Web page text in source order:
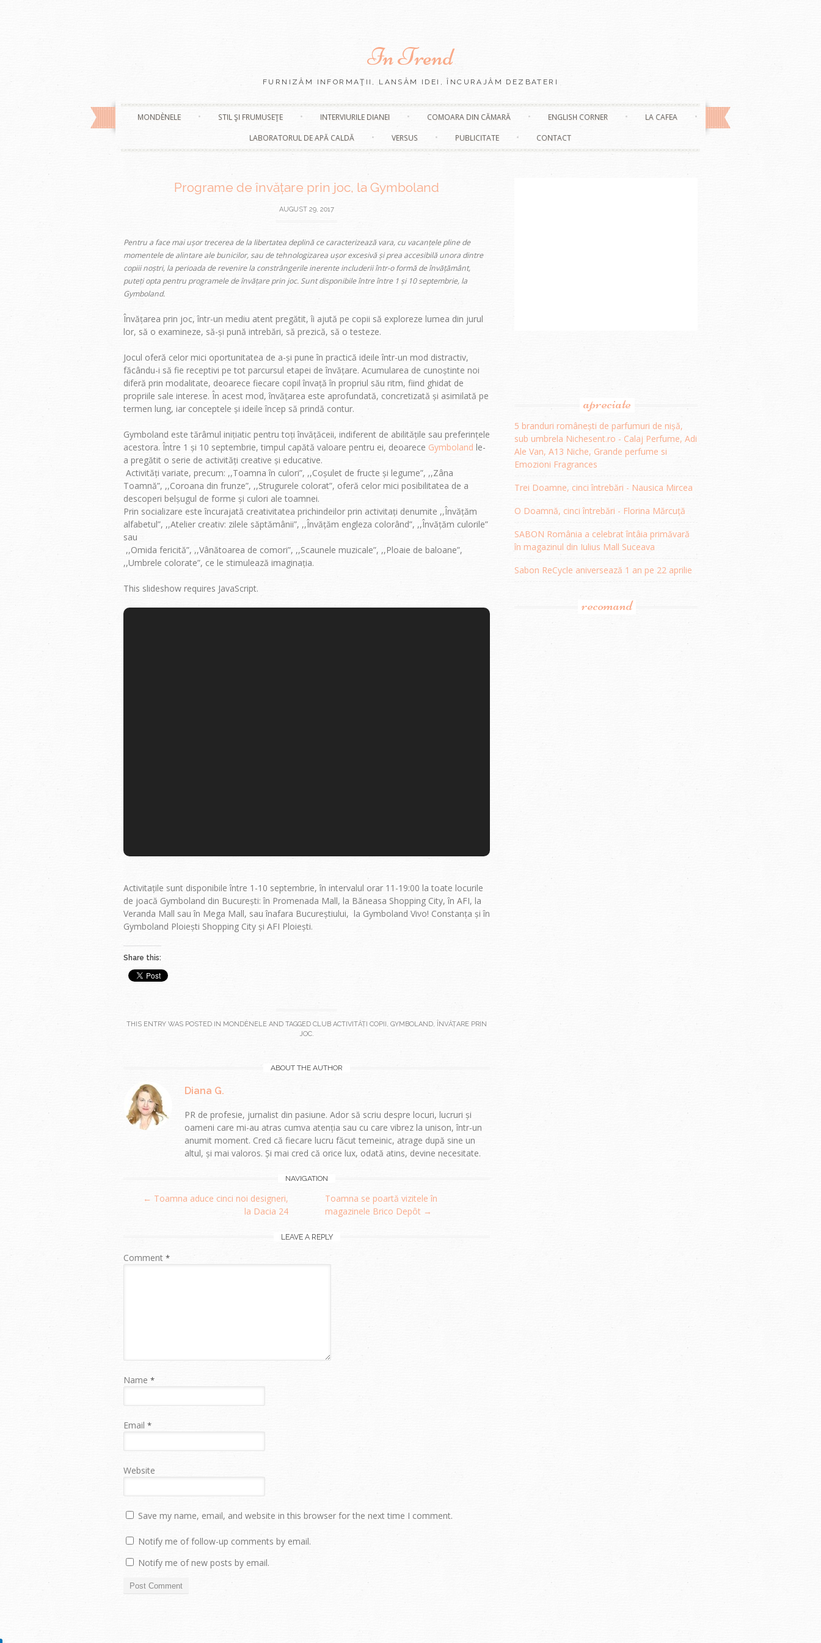
In Trend
FURNIZĂM INFORMAŢII, LANSĂM IDEI, ÎNCURAJĂM DEZBATERI
Skip
content
MONDÈNELE STIL ŞI FRUMUSEŢE INTERVIURILE DIANEI COMOARA DIN CĂMARĂ ENGLISH CORNER
LA CAFEA
LABORATORUL DE APĂ CALDĂ
VERSUS PUBLICITATE CONTACT
Programe de învățare prin joc, la Gymboland
AUGUST 29, 2017
Pentru a face mai ușor trecerea de la libertatea deplină ce caracterizează vara, cu vacanțele pline de
momentele de alintare ale bunicilor, sau de tehnologizarea ușor excesivă și prea accesibilă unora dintre
copiii noștri, la perioada de revenire la constrângerile inerente includerii într-o formă de învățământ,
puteți opta pentru programele de învățare prin joc. Sunt disponibile între între 1 și 10 septembrie, la
Gymboland.
Învățarea prin joc, într-un mediu atent pregătit, îi ajută pe copii să exploreze lumea din jurul
lor, să o examineze, să-și pună intrebări, să prezică, să o testeze.
Jocul oferă celor mici oportunitatea de a-și pune în practică ideile într-un mod distractiv,
făcându-i să fie receptivi pe tot parcursul etapei de învățare. Acumularea de cunoștinte noi
diferă prin modalitate, deoarece fiecare copil învață în propriul său ritm, fiind ghidat de
propriile sale interese. În acest mod, învățarea este aprofundată, concretizată și asimilată pe
termen lung, iar conceptele și ideile încep să prindă contur.
Gymboland este tărâmul inițiatic pentru toți învățăceii, indiferent de abilitățile sau preferințele
acestora. Între 1 și 10 septembrie, timpul capătă valoare pentru ei, deoarece Gymboland le-
a pregătit o serie de activități creative și educative.
Activități variate, precum: ,,Toamna în culori”, ,,Coșulet de fructe și legume”, ,,Zâna
Toamnă”, ,,Coroana din frunze”, ,,Strugurele colorat”, oferă celor mici posibilitatea de a
descoperi belșugul de forme și culori ale toamnei.
Prin socializare este încurajată creativitatea prichindeilor prin activitați denumite ,,Învățăm
alfabetul”, ,,Atelier creativ: zilele săptămânii”, ,,Învățăm engleza colorând”, ,,Învățăm culorile”
sau
,,Omida fericită”, ,,Vânătoarea de comori”, ,,Scaunele muzicale”, ,,Ploaie de baloane”,
,,Umbrele colorate”, ce le stimulează imaginația.
This slideshow requires JavaScript.
Activitațile sunt disponibile între 1-10 septembrie, în intervalul orar 11-19:00 la toate locurile
de joacă Gymboland din București: în Promenada Mall, la Băneasa Shopping City, în AFI, la
Veranda Mall sau în Mega Mall, sau înafara Bucureștiului, la Gymboland Vivo! Constanța și în
Gymboland Ploiești Shopping City și AFI Ploiești.
Share this:
THIS ENTRY WAS POSTED IN MONDÈNELE AND TAGGED CLUB ACTIVITĂȚI COPII, GYMBOLAND, ÎNVĂȚARE PRIN
JOC.
ABOUT THE AUTHOR
Diana G.
PR de profesie, jurnalist din pasiune. Ador să scriu despre locuri, lucruri și
oameni care mi-au atras cumva atenția sau cu care vibrez la unison, într-un
anumit moment. Cred că fiecare lucru făcut temeinic, atrage după sine un
altul, și mai valoros. Și mai cred că orice lux, odată atins, devine necesitate.
NAVIGATION
← Toamna aduce cinci noi designeri,
la Dacia 24
Toamna se poartă vizitele în
magazinele Brico Depôt →
LEAVE A REPLY
Comment *
Name *
Email *
Website
Save my name, email, and website in this browser for the next time I comment.
Notify me of follow-up comments by email.
Notify me of new posts by email.
apreciate
5 branduri românești de parfumuri de nișă,
sub umbrela Nichesent.ro - Calaj Perfume, Adi
Ale Van, A13 Niche, Grande perfume si
Emozioni Fragrances
Trei Doamne, cinci întrebări - Nausica Mircea
O Doamnă, cinci întrebări - Florina Mărcuță
SABON România a celebrat întâia primăvară
în magazinul din Iulius Mall Suceava
Sabon ReCycle aniversează 1 an pe 22 aprilie
recomand